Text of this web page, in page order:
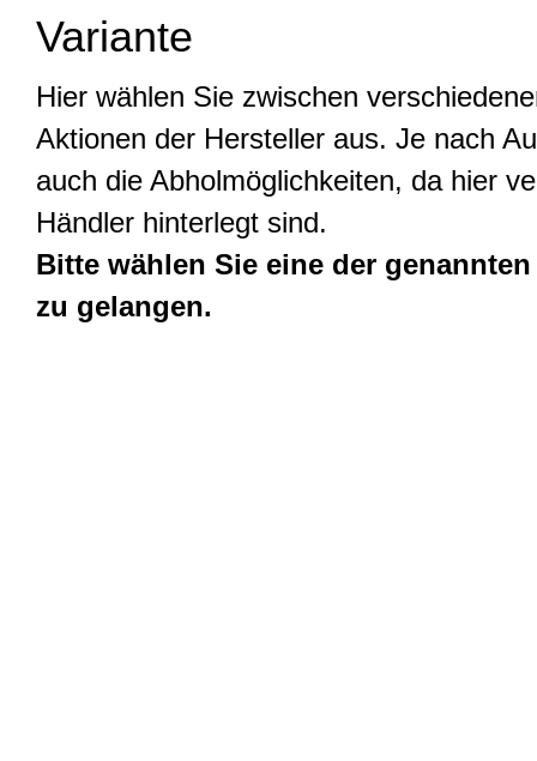
Variante
Hier wählen Sie zwischen
Aktionen der Hersteller aus. Je nach
auch die Abholmöglichkeiten, da hier
Händler hinterlegt sind.
Bitte wählen Sie eine der
zu gelangen.